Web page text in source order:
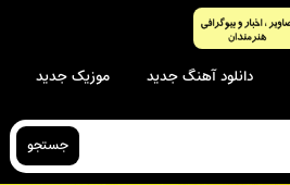
دانلود آهنگ جدید موزیک جدید
جستجو